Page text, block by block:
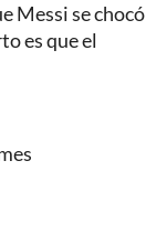
Messi se chocó
es que el